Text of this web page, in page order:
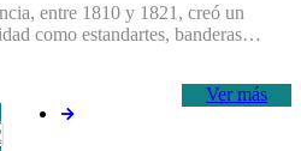
entre 1810 y 1821, creó un
como estandartes, banderas…
Ver más